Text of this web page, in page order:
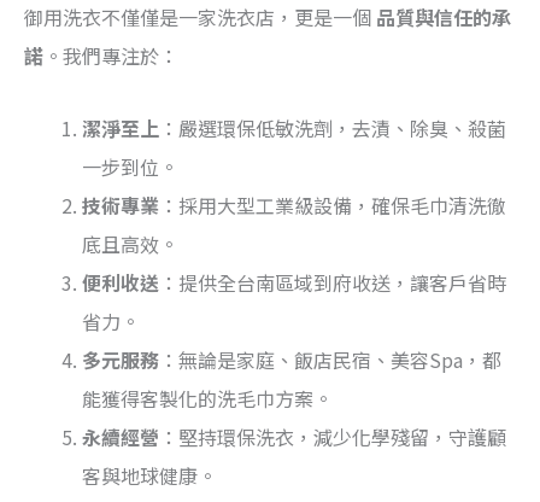
御用洗衣不僅僅是一家洗衣店，更是一個 品質與信任的承
諾 。我們專注於：
潔淨至上 ：嚴選環保低敏洗劑，去漬、除臭、殺菌
一步到位。
技術專業 ：採用大型工業級設備，確保毛巾清洗徹
底且高效。
便利收送 ：提供全台南區域到府收送，讓客戶省時
省力。
多元服務 ：無論是家庭、飯店民宿、美容Spa，都
能獲得客製化的洗毛巾方案。
永續經營 ：堅持環保洗衣，減少化學殘留，守護顧
客與地球健康。